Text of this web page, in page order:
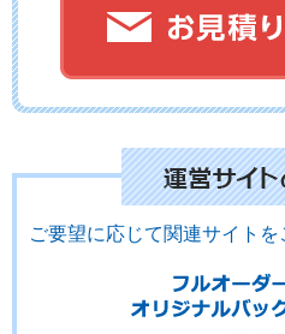
No.06-047 No.6-
ご要望に応じて関連サイト